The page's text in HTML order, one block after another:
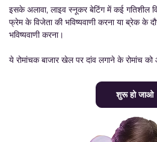
इसके अलावा, लाइव स्नूकर बेटिंग में कई गतिशील
फ्रेम के विजेता की भविष्यवाणी करना या ब्रेक के
भविष्यवाणी करना।
ये रोमांचक बाजार खेल पर दांव लगाने के रोमांच
शुरू हो जाओ